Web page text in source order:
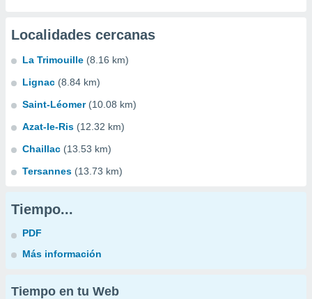
Localidades cercanas
La Trimouille (8.16 km)
Lignac (8.84 km)
Saint-Léomer (10.08 km)
Azat-le-Ris (12.32 km)
Chaillac (13.53 km)
Tersannes (13.73 km)
Tiempo...
PDF
Más información
Tiempo en tu Web